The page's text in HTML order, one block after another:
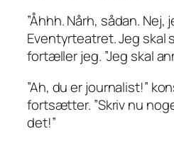
”Åhhh. Nårh, sådan. Nej,
Eventyrteatret. Jeg skal
fortæller jeg. ”Jeg skal
”Ah, du er journalist!”
fortsætter. ”Skriv nu
det!”